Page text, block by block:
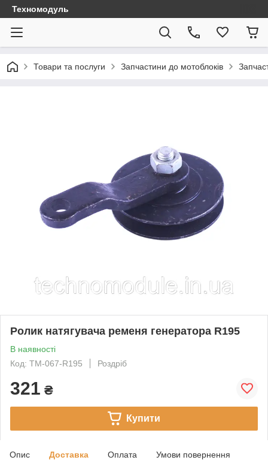
Техномодуль
Товари та послуги Запчастини до мотоблоків
Ролик натягувача ременя генератора R195
В наявності
Код: TM-067-R195
Роздріб
321 ₴
Купити
Опис Доставка Оплата Умови повернення